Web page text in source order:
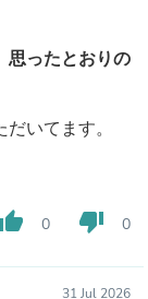
思ったとおりの
いてます。
thumb_up 0 thumb_down 0
31 Jul 2026